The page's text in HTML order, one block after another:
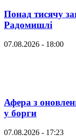
Понад тисячу
Радомишлі
07.08.2026 - 18:00
Афера з
у борги
07.08.2026 - 17:23